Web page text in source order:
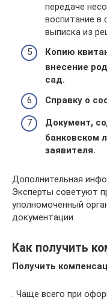
передаче
воспитание в
выписка из
Копию
внесение
сад.
Справку о
Документ,
банковском
заявителя.
Дополнительная
Эксперты советуют
уполномоченный
документации.
Как получить
Получить
. Чаще всего при